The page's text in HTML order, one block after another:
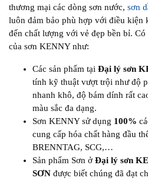
thương mại các dòng sơn nước, sơn
luôn đảm bảo phù hợp với điều kiện
đến chất lượng với vẻ đẹp bền bỉ.
của sơn KENNY như:
Các sản phẩm tại Đại lý sơn
tính kỹ thuật vượt trội như độ
nhanh khô, độ bám dính rất
màu sắc đa dạng.
Sơn KENNY sử dụng 100%
cung cấp hóa chất hàng đầu
BRENNTAG, SCG,…
Sản phẩm Sơn ở Đại lý sơn
SƠN được biết chúng đã đạt